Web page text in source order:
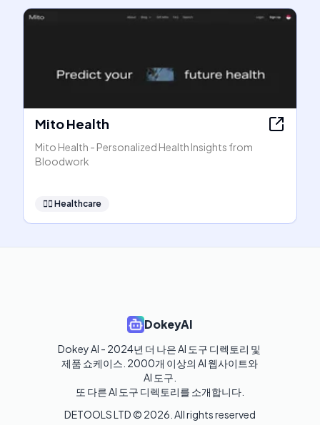
Mito Health
Mito Health - Personalized Health Insights from
Bloodwork
👩‍⚕️ Healthcare
DokeyAI
Dokey AI - 2024년 더 나은 AI 도구 디렉토리 및
제품 쇼케이스. 2000개 이상의 AI 웹사이트와
AI 도구.
또 다른 AI 도구 디렉토리를 소개합니다.
DETOOLS LTD © 2026 . All rights reserved